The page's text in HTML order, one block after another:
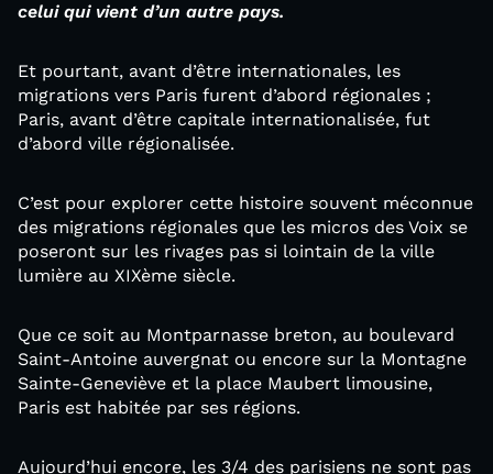
celui qui vient d’un autre pays.
Et pourtant, avant d’être internationales, les
migrations vers Paris furent d’abord régionales ;
Paris, avant d’être capitale internationalisée, fut
d’abord ville régionalisée.
C’est pour explorer cette histoire souvent méconnue
des migrations régionales que les micros des Voix se
poseront sur les rivages pas si lointain de la ville
lumière au XIXème siècle.
Que ce soit au Montparnasse breton, au boulevard
Saint-Antoine auvergnat ou encore sur la Montagne
Sainte-Geneviève et la place Maubert limousine,
Paris est habitée par ses régions.
Aujourd’hui encore, les 3/4 des parisiens ne sont pas